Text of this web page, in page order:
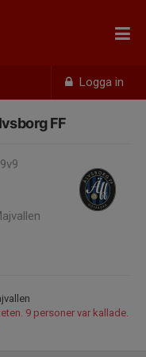
Logga in
FF
9 personer var kallade.